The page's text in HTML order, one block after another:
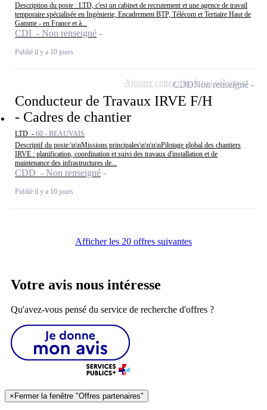
Description du poste : LTD, c'est un cabinet de recrutement et une agence de travail
temporaire spécialisée en Ingénierie, Encadrement BTP, Télécom et Tertiaire Haut de
Gamme - en France et à...
CDI - Non renseigné
Publié il y a 10 jours
Conducteur de Travaux IRVE F/H
- Cadres de chantier
LTD - 60 - BEAUVAIS
Descriptif du poste:\n\nMissions principales\n\n\n\nPilotage global des chantiers
IRVE : planification, coordination et suivi des travaux d'installation et de
maintenance des infrastructures de...
CDD - Non renseigné
Publié il y a 10 jours
CDDNon renseigné
Ajouter cette offre à ma sélection
Afficher les 20 offres suivantes
Votre avis nous intéresse
Qu'avez-vous pensé du service de recherche d'offres ?
× Fermer la fenêtre "Offres partenaires"